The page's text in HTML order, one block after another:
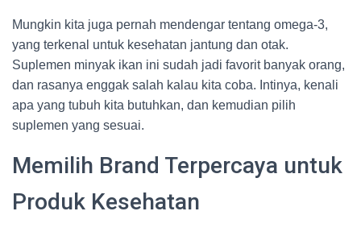
Mungkin kita juga pernah mendengar tentang omega-3,
yang terkenal untuk kesehatan jantung dan otak.
Suplemen minyak ikan ini sudah jadi favorit banyak orang,
dan rasanya enggak salah kalau kita coba. Intinya, kenali
apa yang tubuh kita butuhkan, dan kemudian pilih
suplemen yang sesuai.
Memilih Brand Terpercaya untuk
Produk Kesehatan